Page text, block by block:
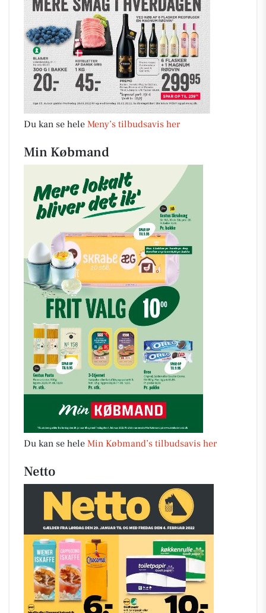
Du kan se hele Meny’s tilbudsavis her
Min Købmand
Du kan se hele Min Købmand’s tilbudsavis her
Netto